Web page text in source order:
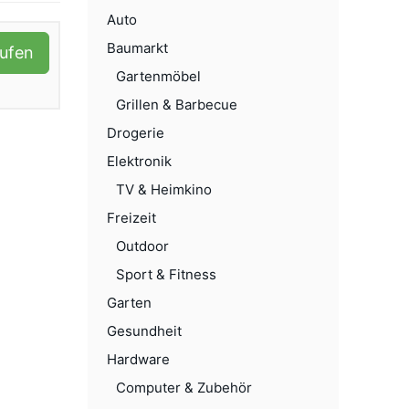
Auto
Baumarkt
Gartenmöbel
Grillen & Barbecue
Drogerie
Elektronik
TV & Heimkino
Freizeit
Outdoor
Sport & Fitness
Garten
Gesundheit
Hardware
Computer & Zubehör